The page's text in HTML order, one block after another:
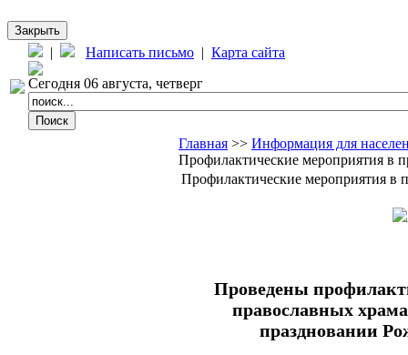
Закрыть
| Написать письмо | Карта сайта
Сегодня 06 августа, четверг
Главная >> Информация для
Профилактические мероприятия в
Профилактические мероприятия в
Проведены
православных
праздновании